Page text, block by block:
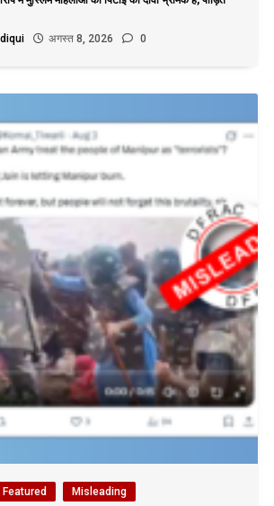
अगस्त 8, 2026 0
Featured Misleading